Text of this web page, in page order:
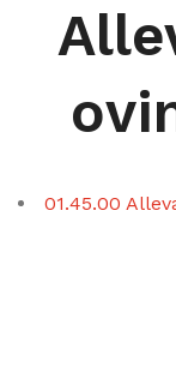
01.45.00